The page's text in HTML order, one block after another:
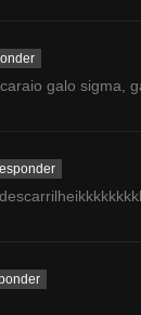
galo sigma,